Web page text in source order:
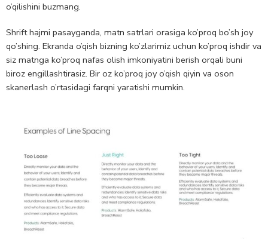
o’qilishini buzmang.
Shrift hajmi pasayganda, matn satrlari orasiga ko’proq bo’sh joy
qo’shing. Ekranda o’qish bizning ko’zlarimiz uchun ko’proq ishdir va
siz matnga ko’proq nafas olish imkoniyatini berish orqali buni
biroz engillashtirasiz. Bir oz ko’proq joy o’qish qiyin va oson
skanerlash o’rtasidagi farqni yaratishi mumkin.